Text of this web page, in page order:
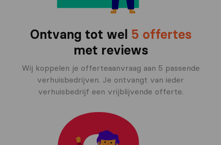
Ontvang tot wel 5 offertes
met reviews
Wij koppelen je offerteaanvraag aan 5 passende
verhuisbedrijven. Je ontvangt van ieder
verhuisbedrijf een vrijblijvende offerte.